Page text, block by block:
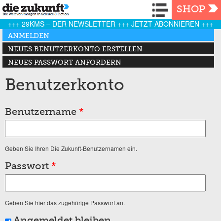
Navigation
SHOP
+++ 29KMS – DER NEWSLETTER +++ JETZT ABONNIEREN +++
Haupt-Reiter
ANMELDEN
(AKTIVER REITER)
NEUES BENUTZERKONTO ERSTELLEN
NEUES PASSWORT ANFORDERN
Benutzerkonto
Benutzername *
Geben Sie Ihren Die Zukunft-Benutzernamen ein.
Passwort *
Geben Sie hier das zugehörige Passwort an.